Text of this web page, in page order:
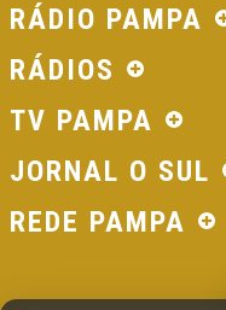
RÁDIO PAMPA
RÁDIOS
TV PAMPA
JORNAL O SUL
REDE PAMPA